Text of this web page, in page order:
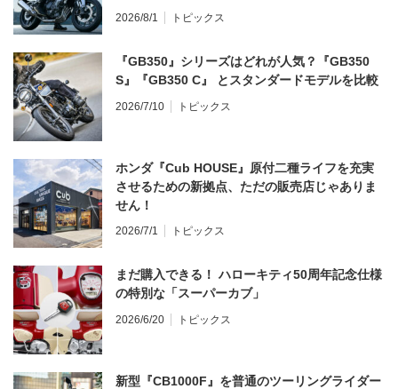
2026/8/1 トピックス
『GB350』シリーズはどれが人気？『GB350
S』『GB350 C』 とスタンダードモデルを比較
2026/7/10 トピックス
ホンダ『Cub HOUSE』原付二種ライフを充実
させるための新拠点、ただの販売店じゃありま
せん！
2026/7/1 トピックス
まだ購入できる！ ハローキティ50周年記念仕様
の特別な「スーパーカブ」
2026/6/20 トピックス
新型『CB1000F』を普通のツーリングライダー